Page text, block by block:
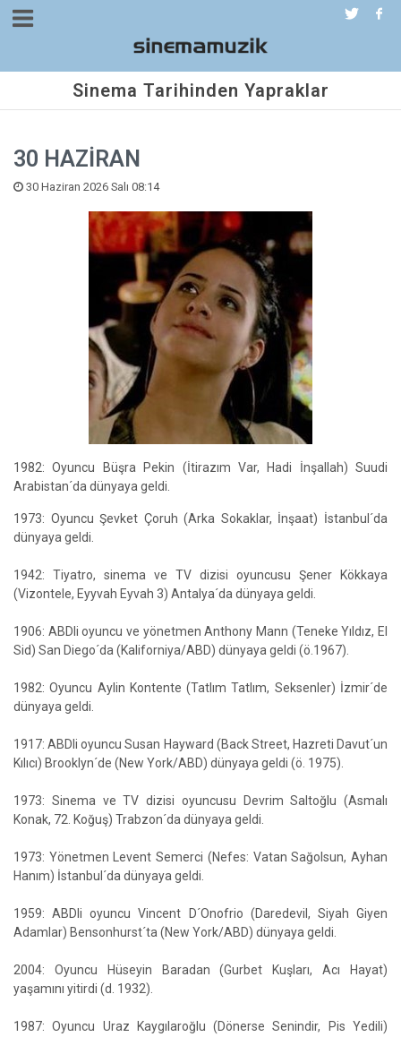
Sinema Tarihinden Yapraklar
30 HAZİRAN
30 Haziran 2026 Salı 08:14
1982: Oyuncu Büşra Pekin (İtirazım Var, Hadi İnşallah) Suudi
Arabistan´da dünyaya geldi.
1973: Oyuncu Şevket Çoruh (Arka Sokaklar, İnşaat) İstanbul´da
dünyaya geldi.
1942: Tiyatro, sinema ve TV dizisi oyuncusu Şener Kökkaya
(Vizontele, Eyyvah Eyvah 3) Antalya´da dünyaya geldi.
1906: ABDli oyuncu ve yönetmen Anthony Mann (Teneke Yıldız, El
Sid) San Diego´da (Kaliforniya/ABD) dünyaya geldi (ö.1967).
1982: Oyuncu Aylin Kontente (Tatlım Tatlım, Seksenler) İzmir´de
dünyaya geldi.
1917: ABDli oyuncu Susan Hayward (Back Street, Hazreti Davut´un
Kılıcı) Brooklyn´de (New York/ABD) dünyaya geldi (ö. 1975).
1973: Sinema ve TV dizisi oyuncusu Devrim Saltoğlu (Asmalı
Konak, 72. Koğuş) Trabzon´da dünyaya geldi.
1973: Yönetmen Levent Semerci (Nefes: Vatan Sağolsun, Ayhan
Hanım) İstanbul´da dünyaya geldi.
1959: ABDli oyuncu Vincent D´Onofrio (Daredevil, Siyah Giyen
Adamlar) Bensonhurst´ta (New York/ABD) dünyaya geldi.
2004: Oyuncu Hüseyin Baradan (Gurbet Kuşları, Acı Hayat)
yaşamını yitirdi (d. 1932).
1987: Oyuncu Uraz Kaygılaroğlu (Dönerse Senindir, Pis Yedili)